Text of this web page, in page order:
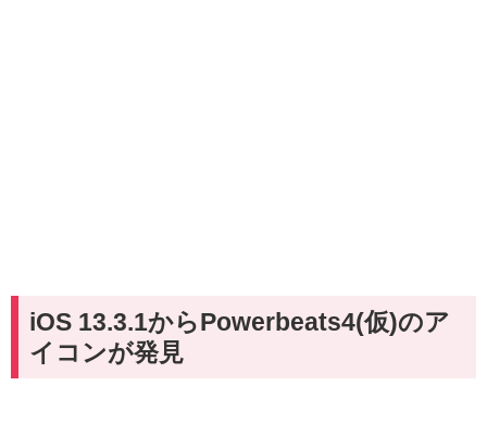
iOS 13.3.1からPowerbeats4(仮)のア
イコンが発見